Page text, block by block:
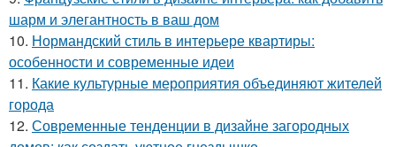
шарм и элегантность в ваш дом
10. Нормандский стиль в интерьере квартиры:
особенности и современные идеи
11. Какие культурные мероприятия объединяют жителей
города
12. Современные тенденции в дизайне загородных